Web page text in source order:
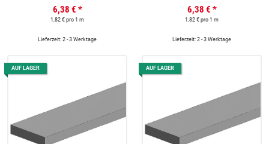
6,38 € *
1,82 € pro 1 m
Lieferzeit: 2 - 3 Werktage
6,38 € *
1,82 € pro 1 m
Lieferzeit: 2 - 3 Werktage
AUF LAGER AUF LAGER